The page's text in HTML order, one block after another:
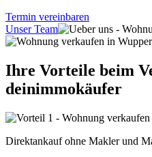
Termin vereinbaren
Unser Team
Ihre Vorteile beim
deinimmokäufer
Direktankauf ohne Makler und